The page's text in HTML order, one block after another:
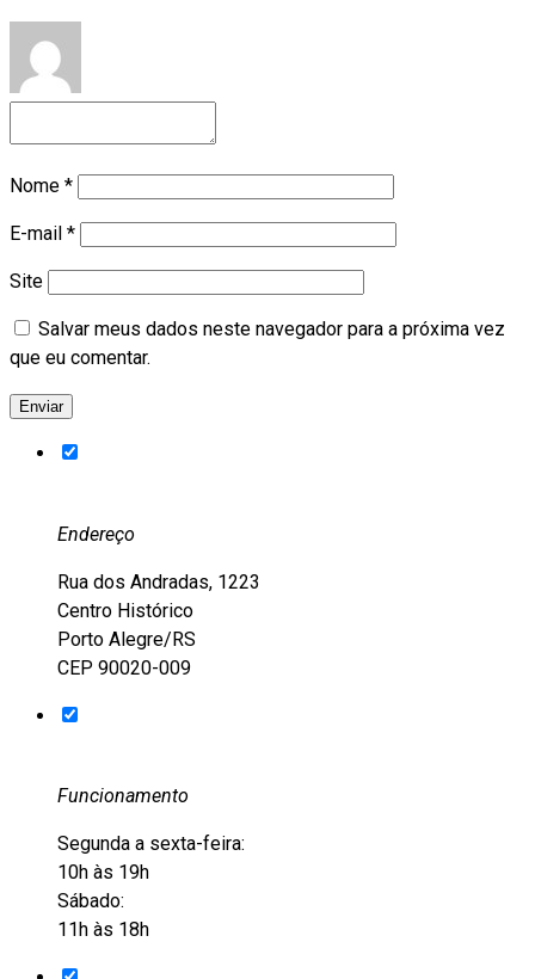
Nome *
E-mail *
Site
Salvar meus dados neste navegador para a próxima vez
que eu comentar.
Endereço
Rua dos Andradas, 1223
Centro Histórico
Porto Alegre/RS
CEP 90020-009
Funcionamento
Segunda a sexta-feira:
10h às 19h
Sábado:
11h às 18h